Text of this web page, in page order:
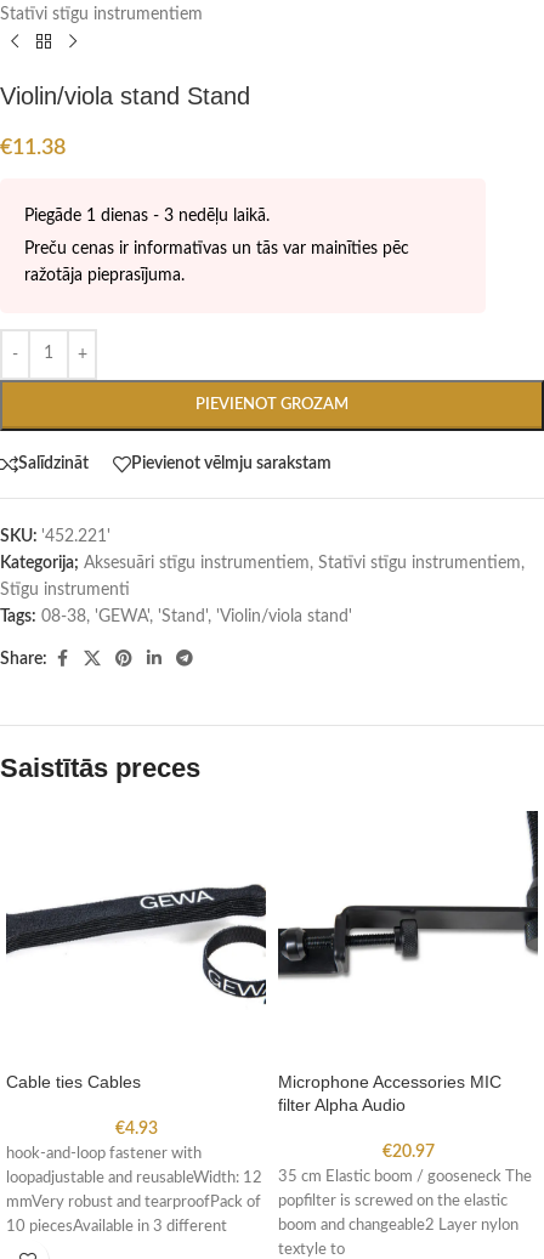
Statīvi stīgu instrumentiem
Violin/viola stand Stand
€11.38
Piegāde 1 dienas - 3 nedēļu laikā.
Preču cenas ir informatīvas un tās var mainīties pēc
ražotāja pieprasījuma.
PIEVIENOT GROZAM
Salīdzināt Pievienot vēlmju sarakstam
SKU: '452.221'
Kategorija; Aksesuāri stīgu instrumentiem, Statīvi stīgu instrumentiem,
Stīgu instrumenti
Tags: 08-38, 'GEWA', 'Stand', 'Violin/viola stand'
Share:
Saistītās preces
Cable ties Cables
€4.93
hook-and-loop fastener with
loopadjustable and reusableWidth: 12
mmVery robust and tearproofPack of
10 piecesAvailable in 3 different
lengths
Microphone Accessories MIC
filter Alpha Audio
€20.97
35 cm Elastic boom / gooseneck The
popfilter is screwed on the elastic
boom and changeable2 Layer nylon
textyle to